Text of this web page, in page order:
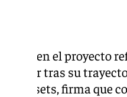
Nadal en el proyecto
tras su
Assets, firma que